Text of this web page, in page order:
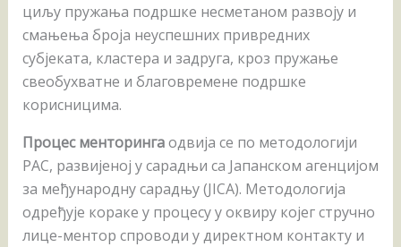
циљу пружања подршке несметаном развоју и
смањења броја неуспешних привредних
субјеката, кластера и задруга, кроз пружање
свеобухватне и благовремене подршке
корисницима.
Процес менторингаодвија се по методологији
РАС, развијеној у сарадњи са Јапанском агенцијом
за међународну сарадњу (JICA). Методологија
одређује кораке у процесу у оквиру којег стручно
лице-ментор спроводи у директном контакту и